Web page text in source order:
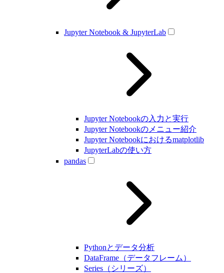
Jupyter Notebook & JupyterLab
Jupyter Notebookの入力と実行
Jupyter Notebookのメニュー紹介
Jupyter Notebookにおけるmatplotlib
JupyterLabの使い方
pandas
Pythonとデータ分析
DataFrame（データフレーム）
Series（シリーズ）